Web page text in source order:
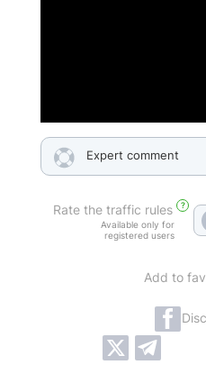
Expert comment
Rate the traffic rules ?
Available only for
registered users
Add to